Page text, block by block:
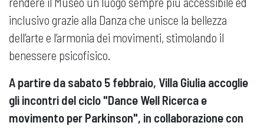
inclusivo grazie alla Danza che unisce la bellezza
dell’arte e l’armonia dei movimenti, stimolando il
benessere psicofisico.
A partire da sabato 5 febbraio, Villa Giulia accoglie
gli incontri del ciclo "Dance Well Ricerca e
movimento per Parkinson", in collaborazione con